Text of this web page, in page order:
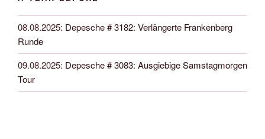
08.08.2025: Depesche # 3182: Verlängerte Frankenberg
Runde
09.08.2025: Depesche # 3083: Ausgiebige Samstagmorgen
Tour